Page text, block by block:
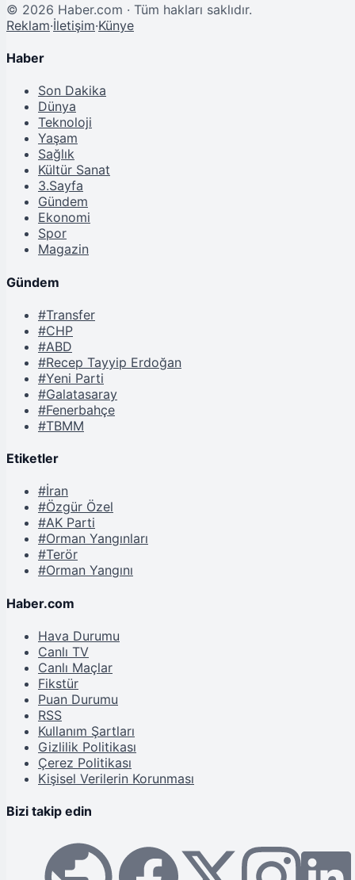
© 2026 Haber.com · Tüm hakları saklıdır.
Reklam·İletişim·Künye
Haber
Son Dakika
Dünya
Teknoloji
Yaşam
Sağlık
Kültür Sanat
3.Sayfa
Gündem
Ekonomi
Spor
Magazin
Gündem
#Transfer
#CHP
#ABD
#Recep Tayyip Erdoğan
#Yeni Parti
#Galatasaray
#Fenerbahçe
#TBMM
Etiketler
#İran
#Özgür Özel
#AK Parti
#Orman Yangınları
#Terör
#Orman Yangını
Haber.com
Hava Durumu
Canlı TV
Canlı Maçlar
Fikstür
Puan Durumu
RSS
Kullanım Şartları
Gizlilik Politikası
Çerez Politikası
Kişisel Verilerin Korunması
Bizi takip edin